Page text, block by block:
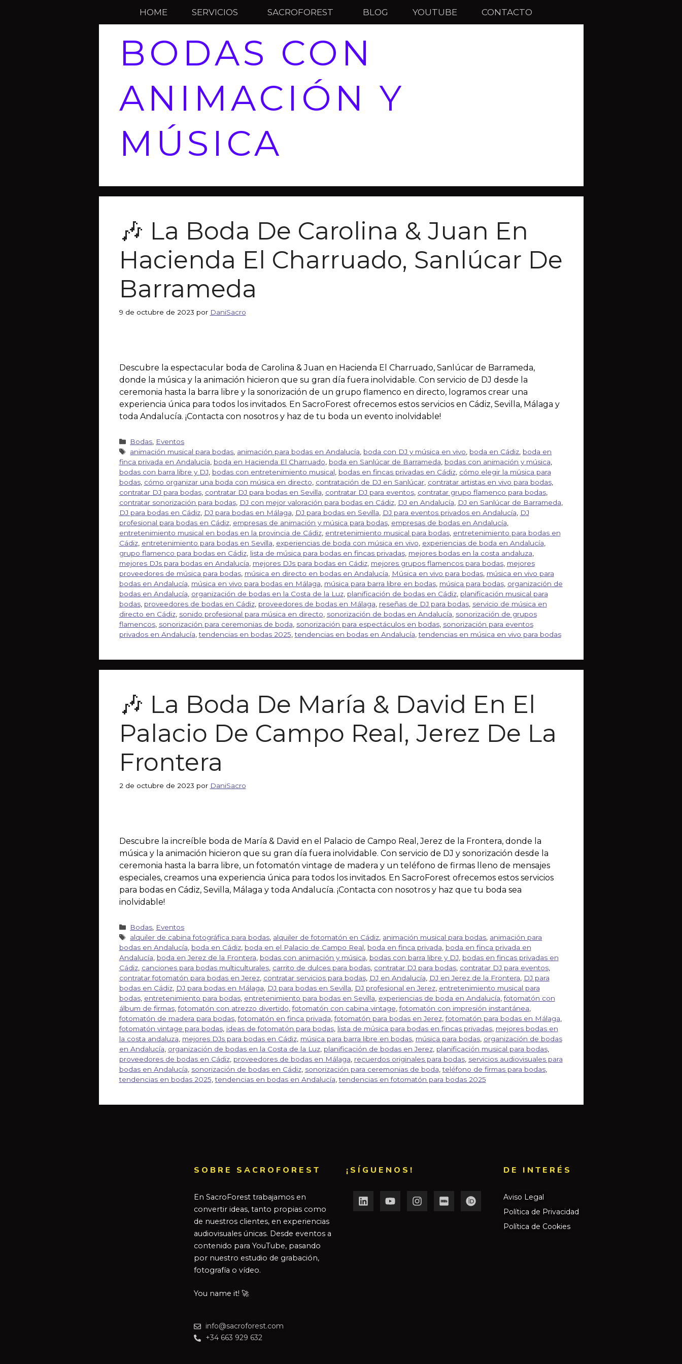
HOME SERVICIOS SACROFOREST BLOG YOUTUBE CONTACTO
BODAS CON
ANIMACIÓN Y
MÚSICA
🎶 La Boda De Carolina & Juan En
Hacienda El Charruado, Sanlúcar De
Barrameda
9 de octubre de 2023 por DaniSacro
Descubre la espectacular boda de Carolina & Juan en Hacienda El Charruado, Sanlúcar de Barrameda,
donde la música y la animación hicieron que su gran día fuera inolvidable. Con servicio de DJ desde la
ceremonia hasta la barra libre y la sonorización de un grupo flamenco en directo, logramos crear una
experiencia única para todos los invitados. En SacroForest ofrecemos estos servicios en Cádiz, Sevilla, Málaga y
toda Andalucía. ¡Contacta con nosotros y haz de tu boda un evento inolvidable!
Bodas Eventos
animación musical para bodas animación para bodas en Andalucía boda con DJ y música en vivo boda en Cádiz boda en
finca privada en Andalucía boda en Hacienda El Charruado boda en Sanlúcar de Barrameda bodas con animación y música
bodas con barra libre y DJ bodas con entretenimiento musical bodas en fincas privadas en Cádiz, cómo elegir la música para
bodas, cómo organizar una boda con música en directo contratación de DJ en Sanlúcar, contratar artistas en vivo para bodas,
contratar DJ para bodas, contratar DJ para bodas en Sevilla contratar DJ para eventos, contratar grupo flamenco para bodas,
contratar sonorización para bodas, DJ con mejor valoración para bodas en Cádiz, DJ en Andalucía DJ en Sanlúcar de Barrameda
DJ para bodas en Cádiz, DJ para bodas en Málaga DJ para bodas en Sevilla DJ para eventos privados en Andalucía
DJ
profesional para bodas en Cádiz, empresas de animación y música para bodas, empresas de bodas en Andalucía
entretenimiento musical en bodas en la provincia de Cádiz, entretenimiento musical para bodas, entretenimiento para bodas en
Cádiz, entretenimiento para bodas en Sevilla experiencias de boda con música en vivo experiencias de boda en Andalucía
grupo flamenco para bodas en Cádiz, lista de música para bodas en fincas privadas, mejores bodas en la costa andaluza
mejores DJs para bodas en Andalucía mejores DJs para bodas en Cádiz, mejores grupos flamencos para bodas, mejores
proveedores de música para bodas, música en directo en bodas en Andalucía Música en vivo para bodas, música en vivo para
bodas en Andalucía música en vivo para bodas en Málaga música para barra libre en bodas, música para bodas, organización de
bodas en Andalucía organización de bodas en la Costa de la Luz, planificación de bodas en Cádiz, planificación musical para
bodas, proveedores de bodas en Cádiz, proveedores de bodas en Málaga reseñas de DJ para bodas, servicio de música en
directo en Cádiz, sonido profesional para música en directo sonorización de bodas en Andalucía sonorización de grupos
flamencos, sonorización para ceremonias de boda sonorización para espectáculos en bodas, sonorización para eventos
privados en Andalucía ,tendencias en bodas 2025 ,tendencias en bodas en Andalucía ,tendencias en música en vivo para bodas
🎶 La Boda De María & David En El
Palacio De Campo Real, Jerez De La
Frontera
2 de octubre de 2023 por DaniSacro
Descubre la increíble boda de María & David en el Palacio de Campo Real, Jerez de la Frontera, donde la
música y la animación hicieron que su gran día fuera inolvidable. Con servicio de DJ y sonorización desde la
ceremonia hasta la barra libre, un fotomatón vintage de madera y un teléfono de firmas lleno de mensajes
especiales, creamos una experiencia única para todos los invitados. En SacroForest ofrecemos estos servicios
para bodas en Cádiz, Sevilla, Málaga y toda Andalucía. ¡Contacta con nosotros y haz que tu boda sea
inolvidable!
Bodas Eventos
alquiler de cabina fotográfica para bodas alquiler de fotomatón en Cádiz animación musical para bodas animación para
bodas en Andalucía boda en Cádiz, boda en el Palacio de Campo Real boda en finca privada boda en finca privada en
Andalucía boda en Jerez de la Frontera bodas con animación y música bodas con barra libre y DJ bodas en fincas privadas en
Cádiz, canciones para bodas multiculturales, carrito de dulces para bodas, contratar DJ para bodas, contratar DJ para eventos,
contratar fotomatón para bodas en Jerez, contratar servicios para bodas, DJ en Andalucía DJ en Jerez de la Frontera
DJ para
bodas en Cádiz, DJ para bodas en Málaga DJ para bodas en Sevilla DJ profesional en Jerez, entretenimiento musical para
bodas, entretenimiento para bodas, entretenimiento para bodas en Sevilla experiencias de boda en Andalucía ,fotomatón con
álbum de firmas,fotomatón con atrezzo divertido ,fotomatón con cabina vintage ,fotomatón con impresión instantánea
fotomatón de madera para bodas,fotomatón en finca privada ,fotomatón para bodas en Jerez,fotomatón para bodas en Málaga
fotomatón vintage para bodas, ideas de fotomatón para bodas, lista de música para bodas en fincas privadas, mejores bodas en
la costa andaluza mejores DJs para bodas en Cádiz, música para barra libre en bodas, música para bodas, organización de bodas
en Andalucía organización de bodas en la Costa de la Luz, planificación de bodas en Jerez, planificación musical para bodas,
proveedores de bodas en Cádiz, proveedores de bodas en Málaga recuerdos originales para bodas, servicios audiovisuales para
bodas en Andalucía sonorización de bodas en Cádiz, sonorización para ceremonias de boda ,teléfono de firmas para bodas,
tendencias en bodas 2025 ,tendencias en bodas en Andalucía ,tendencias en fotomatón para bodas 2025
SOBRE SACROFOREST
En SacroForest trabajamos en
convertir ideas, tanto propias como
de nuestros clientes, en experiencias
audiovisuales únicas. Desde eventos a
contenido para YouTube, pasando
por nuestro estudio de grabación,
fotografía o vídeo.
You name it! 🚀
info@sacroforest.com
+34 663 929 632
¡SÍGUENOS! DE INTERÉS​
Aviso Legal
Política de Privacidad
Política de Cookies